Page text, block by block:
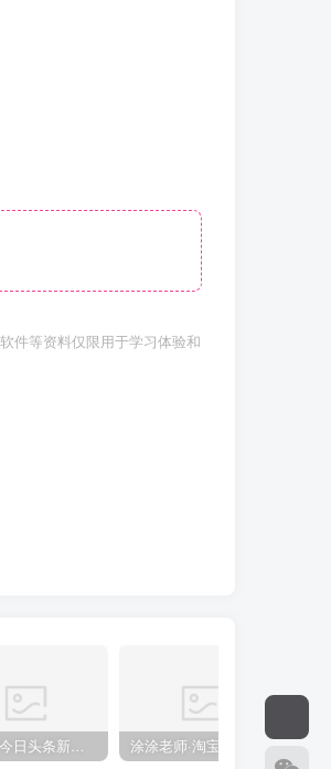
件等资料仅限用于学习体验和
2025年今日头条新玩法，我用这个方法，一天挣了5张+